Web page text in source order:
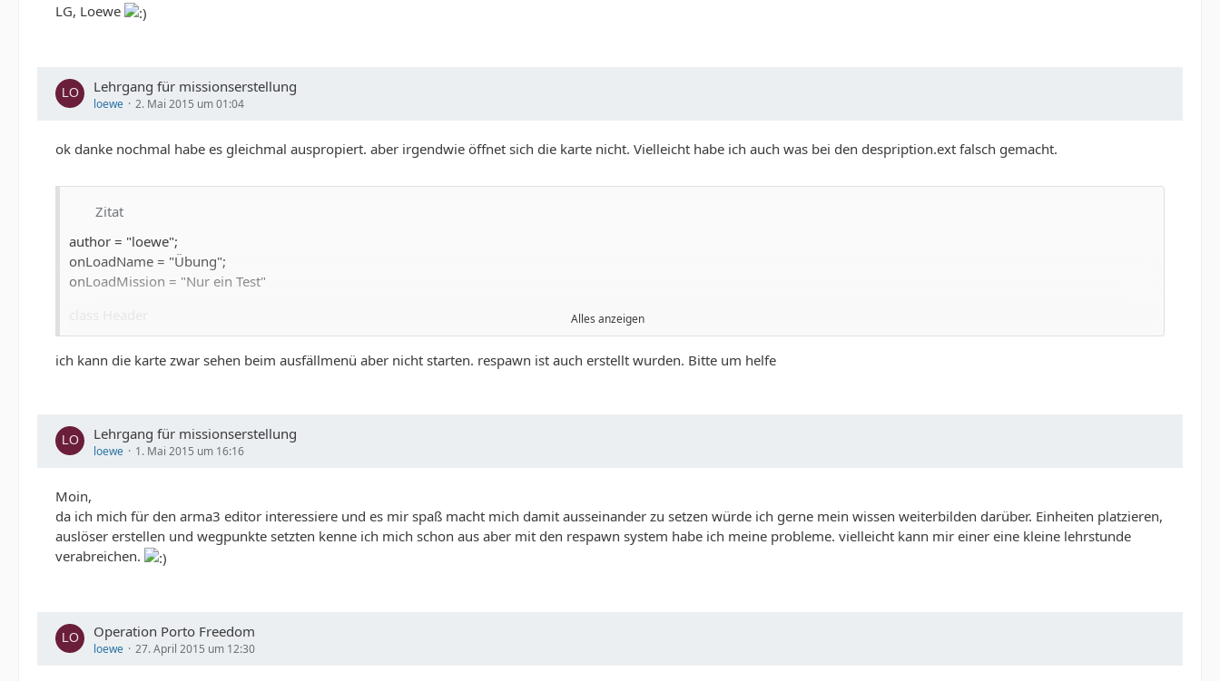
LG, Loewe
Lehrgang für missionserstellung
loewe 2. Mai 2015 um 01:04
ok danke nochmal habe es gleichmal auspropiert. aber irgendwie öffnet sich die karte nicht. Vielleicht habe ich auch was bei den despription.ext falsch gemacht.
Zitat
author = "loewe";
onLoadName = "Übung";
onLoadMission = "Nur ein Test"
gameType = Coop;
};
ShowGPS = 1;
RespawnDelay = 20;
RespawnDialog = 0;
disabledAI = 1;
Alles anzeigen
ich kann die karte zwar sehen beim ausfällmenü aber nicht starten. respawn ist auch erstellt wurden. Bitte um helfe
Lehrgang für missionserstellung
loewe 1. Mai 2015 um 16:16
Moin,
da ich mich für den arma3 editor interessiere und es mir spaß macht mich damit ausseinander zu setzen würde ich gerne mein wissen weiterbilden darüber. Einheiten platzieren,
auslöser erstellen und wegpunkte setzten kenne ich mich schon aus aber mit den respawn system habe ich meine probleme. vielleicht kann mir einer eine kleine lehrstunde
verabreichen.
Operation Porto Freedom
loewe 27. April 2015 um 12:30